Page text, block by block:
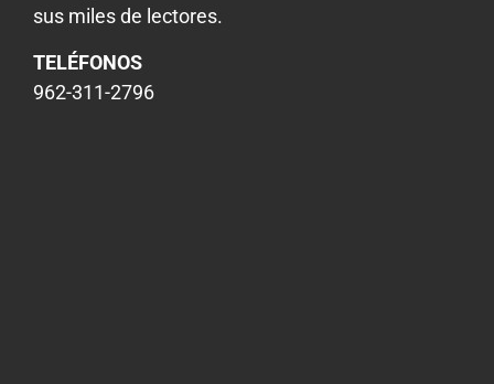
sus miles de lectores.
TELÉFONOS
962-311-2796